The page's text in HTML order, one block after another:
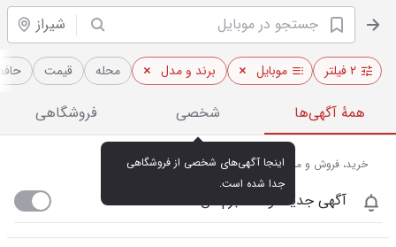
شیراز
۲ فیلتر موبایل برند و مدل محله قیمت
همهٔ آگهی‌ها شخصی فروشگاهی
جدا شده است.
خرید، فروش و مشاهده قیمت روز موبایل در شیراز
آگهی جدید اومد خبرم کن